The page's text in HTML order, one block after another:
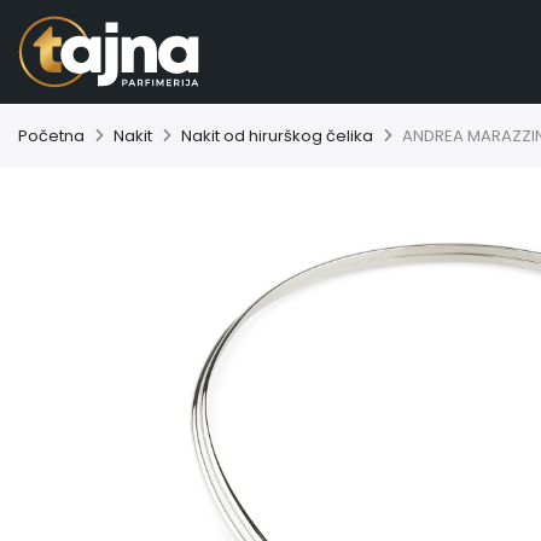
Početna Nakit Nakit od hirurškog čelika ANDREA